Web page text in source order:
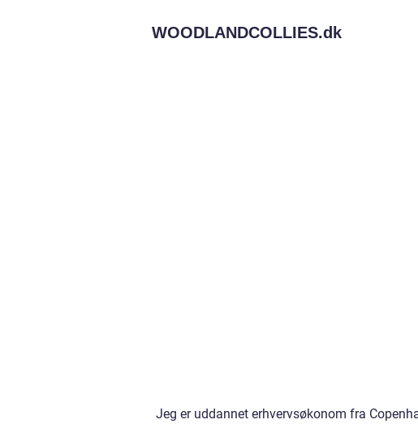
WOODLANDCOLLIES.dk
Jeg er uddannet erhvervsøkonom fra